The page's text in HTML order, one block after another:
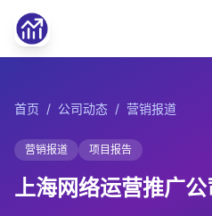
首页 / 公司动态 / 营销报道
营销报道 项目报告
上海网络运营推广公